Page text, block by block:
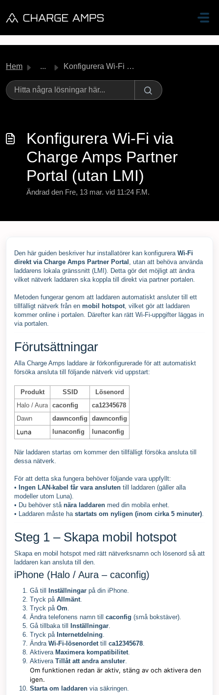
Hem ... Konfigurera Wi-Fi via Charge Amps Partner Portal (utan LMI)
Konfigurera Wi-Fi via
Charge Amps Partner
Portal (utan LMI)
Ändrad den Fre, 13 mar. vid 11:24 F.M.
Den här guiden beskriver hur installatörer kan konfigurera Wi-Fi
direkt via Charge Amps Partner Portal , utan att behöva använda
laddarens lokala gränssnitt (LMI). Detta gör det möjligt att ändra
vilket nätverk laddaren ska koppla till direkt via partner portalen.
Metoden fungerar genom att laddaren automatiskt ansluter till ett
tillfälligt nätverk från en mobil hotspot, vilket gör att laddaren
kommer online i portalen. Därefter kan rätt Wi-Fi-uppgifter läggas in
via portalen.
Förutsättningar
Alla Charge Amps laddare är förkonfigurerade för att automatiskt
försöka ansluta till följande nätverk vid uppstart:
Produkt SSID
Lösenord
Halo / Aura caconfig
ca12345678
Dawn
dawnconfig dawnconfig
Luna lunaconfig lunaconfig
När laddaren startas om kommer den tillfälligt försöka ansluta till
dessa nätverk.
För att detta ska fungera behöver följande vara uppfyllt:
• Ingen LAN-kabel får vara ansluten till laddaren (gäller alla
modeller utom Luna).
• Du behöver stå nära laddaren med din mobila enhet.
• Laddaren måste ha startats om nyligen (inom cirka 5 minuter).
Steg 1 – Skapa mobil hotspot
Skapa en mobil hotspot med rätt nätverksnamn och lösenord så att
laddaren kan ansluta till den.
iPhone (Halo / Aura – caconfig)
Gå till Inställningar på din iPhone.
Tryck på Allmänt.
Tryck på Om.
Ändra telefonens namn till caconfig (små bokstäver).
Gå tillbaka till
Inställningar.
Tryck på Internetdelning.
Ändra Wi-Fi-lösenordettill ca12345678.
Aktivera Maximera kompatibilitet.
Aktivera Tillåt att andra ansluter.
Om funktionen redan är aktiv, stäng av och aktivera den
igen.
Starta om laddaren via säkringen.